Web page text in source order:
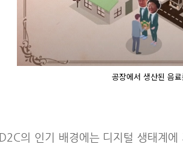
공장에서 생산된 음
D2C의 인기 배경에는 디지털 생태계에